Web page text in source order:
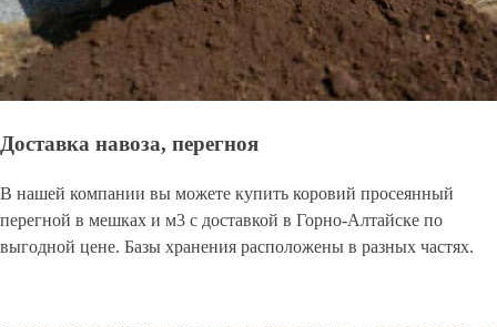
Доставка навоза, перегноя
В нашей компании вы можете купить коровий просеянный
перегной в мешках и м3 с доставкой в Горно-Алтайске по
выгодной цене. Базы хранения расположены в разных частях.